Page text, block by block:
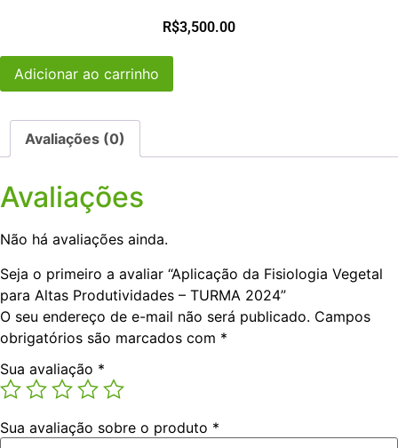
R$3,500.00
Aplicação
da
Fisiologia
para
Altas
Produtividades
-
2024
quantidade
Adicionar ao carrinho
Avaliações (0)
Avaliações
Não há avaliações ainda.
Seja o primeiro a avaliar “Aplicação da Fisiologia Vegetal
para Altas Produtividades – TURMA 2024”
O seu endereço de e-mail não será publicado. Campos
obrigatórios são marcados com *
Sua avaliação *
Sua avaliação sobre o produto *